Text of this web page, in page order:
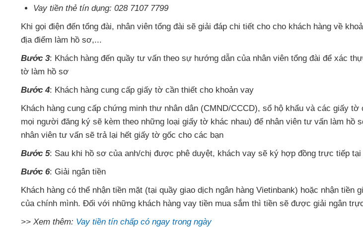
Vay tiền thẻ tín dụng: 028 7107 7799
Khi gọi điện đến tổng đài, nhân viên tổng đài sẽ giải đáp chi tiết cho cho khách hàng về
địa điểm làm hồ sơ,...
Bước 3: Khách hàng đến quầy tư vấn theo sự hướng dẫn của nhân viên tổng đài để xác
tờ làm hồ sơ
Bước 4: Khách hàng cung cấp giấy tờ cần thiết cho khoản vay
Khách hàng cung cấp chứng minh thư nhân dân (CMND/CCCD), sổ hộ khẩu và các giấy tờ
mọi người đăng ký sẽ kèm theo những loại giấy tờ khác nhau) để nhân viên tư vấn làm hồ
nhân viên tư vấn sẽ trả lại hết giấy tờ gốc cho các bạn
Bước 5: Sau khi hồ sơ của anh/chị được phê duyệt, khách vay sẽ ký hợp đồng trực tiếp
Bước 6: Giải ngân tiền
Khách hàng có thể nhận tiền mặt (tại quầy giao dịch ngân hàng Vietinbank) hoặc nhận tiền
của chính mình. Đối với những khách hàng vay tiền mua sắm thì tiền sẽ được giải ngân
>> Xem thêm: Vay tiền tín chấp có ngay trong ngày